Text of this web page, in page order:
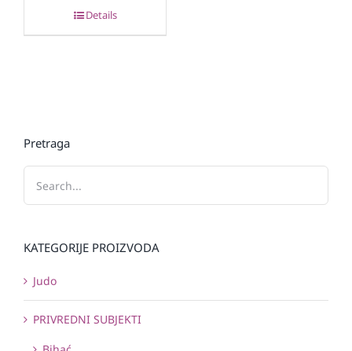
Details
Pretraga
KATEGORIJE PROIZVODA
Judo
PRIVREDNI SUBJEKTI